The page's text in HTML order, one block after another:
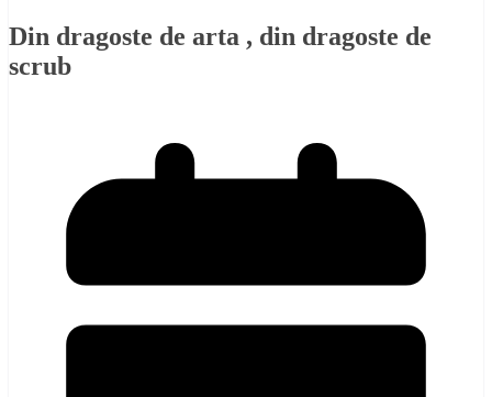
Din dragoste de arta , din dragoste de
scrub